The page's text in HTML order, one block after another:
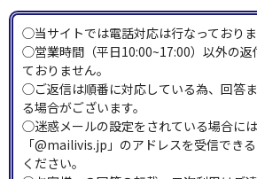
◯当サイトでは電話対応は行なっておりま
◯営業時間（平日10:00~17:00）以外の返
ておりません。
◯ご返信は順番に対応している為、回答
る場合がございます。
◯迷惑メールの設定をされている場合に
「@mailivis.jp」のアドレスを受信でき
ください。